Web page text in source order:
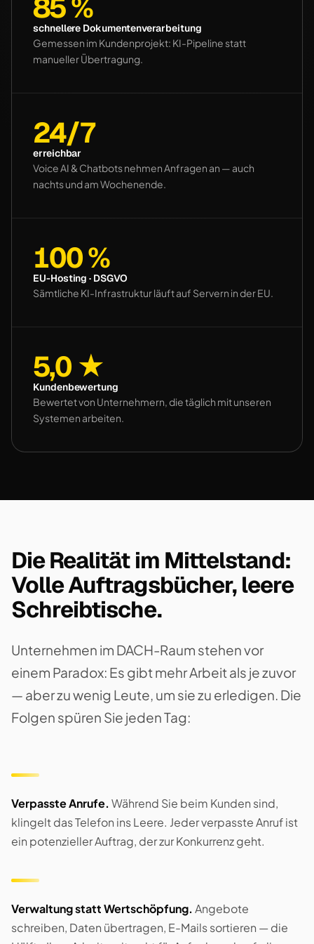
85 %
schnellere Dokumentenverarbeitung
Gemessen im Kundenprojekt: KI-Pipeline statt
manueller Übertragung.
24/7
erreichbar
Voice AI & Chatbots nehmen Anfragen an — auch
nachts und am Wochenende.
100 %
EU-Hosting · DSGVO
Sämtliche KI-Infrastruktur läuft auf Servern in der EU.
5,0 ★
Kundenbewertung
Bewertet von Unternehmern, die täglich mit unseren
Systemen arbeiten.
Die Realität im Mittelstand:
Volle Auftragsbücher, leere
Schreibtische.
Unternehmen im DACH-Raum stehen vor
einem Paradox: Es gibt mehr Arbeit als je zuvor
— aber zu wenig Leute, um sie zu erledigen. Die
Folgen spüren Sie jeden Tag:
Verpasste Anrufe. Während Sie beim Kunden sind,
klingelt das Telefon ins Leere. Jeder verpasste Anruf ist
ein potenzieller Auftrag, der zur Konkurrenz geht.
Verwaltung statt Wertschöpfung. Angebote
schreiben, Daten übertragen, E-Mails sortieren — die